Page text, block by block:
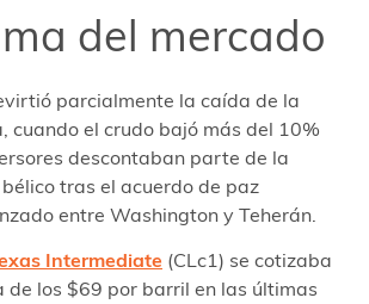
del mercado
parcialmente la caída de la
cuando el crudo bajó más del 10%
descontaban parte de la
tras el acuerdo de paz
entre Washington y Teherán.
Intermediate (CLc1) se cotizaba
de los $69 por barril en las últimas